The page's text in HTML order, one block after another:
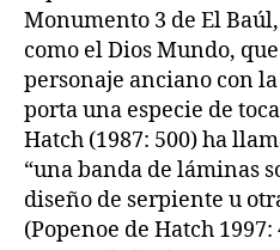
Monumento 3 de El
como el Dios Mundo,
personaje anciano con
porta una especie de
Hatch (1987: 500) ha
“una banda de láminas
diseño de serpiente u
(Popenoe de Hatch 1997: